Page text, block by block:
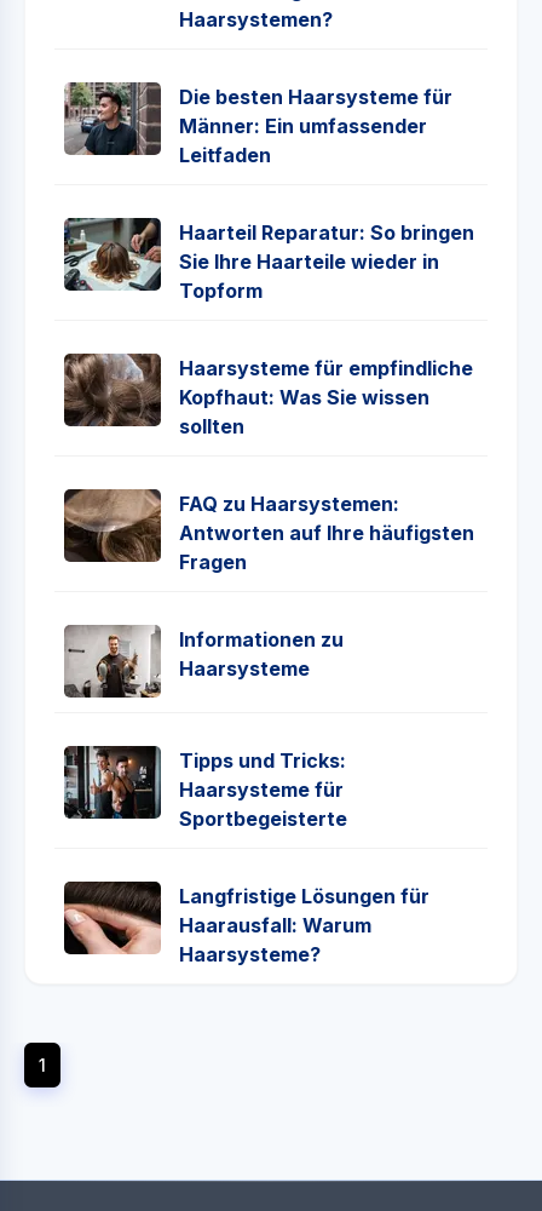
Haarsystemen?
Die besten Haarsysteme für
Männer: Ein umfassender
Leitfaden
Haarteil Reparatur: So bringen
Sie Ihre Haarteile wieder in
Topform
Haarsysteme für empfindliche
Kopfhaut: Was Sie wissen
sollten
FAQ zu Haarsystemen:
Antworten auf Ihre häufigsten
Fragen
Informationen zu
Haarsysteme
Tipps und Tricks:
Haarsysteme für
Sportbegeisterte
Langfristige Lösungen für
Haarausfall: Warum
Haarsysteme?
1